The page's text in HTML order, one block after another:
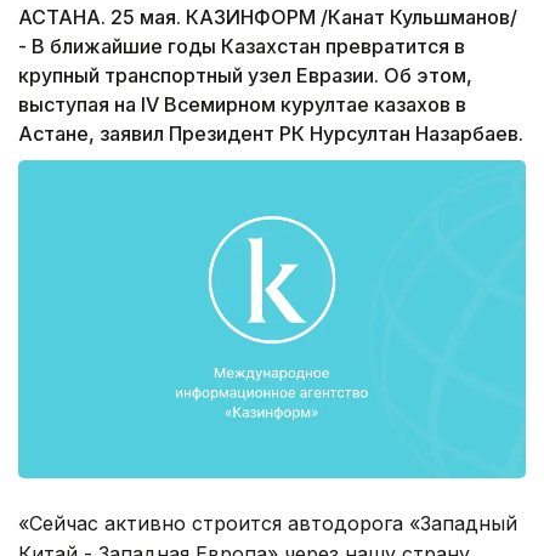
АСТАНА. 25 мая. КАЗИНФОРМ /Канат Кульшманов/
- В ближайшие годы Казахстан превратится в
крупный транспортный узел Евразии. Об этом,
выступая на IV Всемирном курултае казахов в
Астане, заявил Президент РК Нурсултан Назарбаев.
«Сейчас активно строится автодорога «Западный